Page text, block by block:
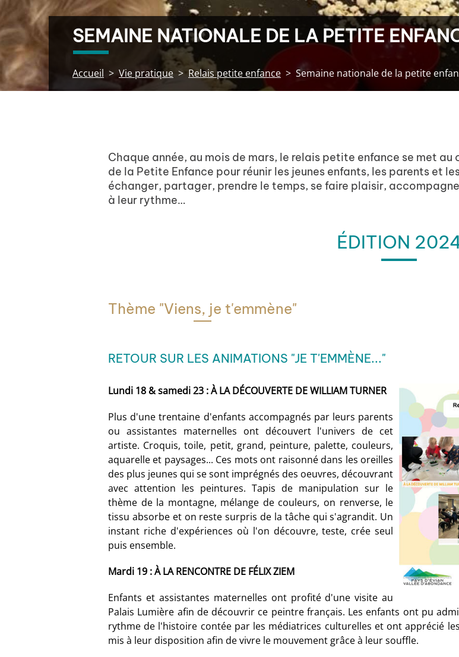
SEMAINE NATIONALE DE LA PETITE
Accueil Vie pratique Relais petite enfance Semaine nationale de la petite
Chaque année, au mois de mars, le relais petite enfance se met
de la Petite Enfance pour réunir les jeunes enfants, les parents et
échanger, partager, prendre le temps, se faire plaisir,
à leur rythme…
ÉDITION
Thème "Viens, je t'emmène"
RETOUR SUR LES ANIMATIONS "JE T'EMMÈNE..."
Lundi 18 & samedi 23 : À LA DÉCOUVERTE DE WILLIAM TURNER
Plus d'une trentaine d'enfants accompagnés par leurs parents
ou assistantes maternelles ont découvert l'univers de cet
artiste. Croquis, toile, petit, grand, peinture, palette, couleurs,
aquarelle et paysages... Ces mots ont raisonné dans les oreilles
des plus jeunes qui se sont imprégnés des oeuvres, découvrant
avec attention les peintures. Tapis de manipulation sur le
thème de la montagne, mélange de couleurs, on renverse, le
tissu absorbe et on reste surpris de la tâche qui s'agrandit. Un
instant riche d'expériences où l'on découvre, teste, crée seul
puis ensemble.
Mardi 19 : À LA RENCONTRE DE FÉLIX ZIEM
Enfants et assistantes maternelles ont profité d'une visite au
Palais Lumière afin de découvrir ce peintre français. Les enfants ont pu
rythme de l'histoire contée par les médiatrices culturelles et ont apprécié
mis à leur disposition afin de vivre le mouvement grâce à leur souffle.